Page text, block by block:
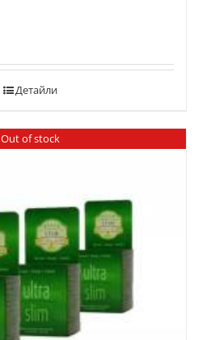
Детайли
Out of stock